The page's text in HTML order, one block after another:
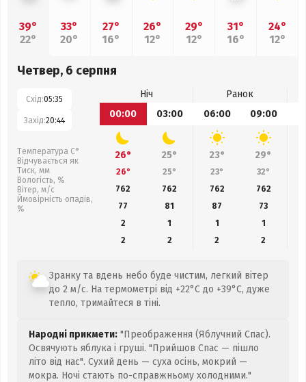
39°
22°
33°
20°
27°
16°
26°
12°
29°
12°
31°
16°
24°
12°
Четвер, 6 серпня
Схід:05:35
Захід:20:44
Температура С°
Відчувається як
Тиск, мм
Вологість, %
Вітер, м/с
Ймовірність опадів,
%
Ніч
Ранок
00:00
03:00 06:00 09:00
26° 25° 23° 29°
26° 25° 23° 32°
762
762 762 762
77
81 87 73
2
1 1
1
2
2 2 2
Зранку та вдень небо буде чистим, легкий вітер
до 2 м/с. На термометрі від +22°C до +39°C, дуже
тепло, тримайтеся в тіні.
Народні прикмети: "Преображення (Яблучний Спас).
Освячують яблука і груші. "Прийшов Спас — пішло
літо від нас". Сухий день — суха осінь, мокрий —
мокра. Ночі стають по-справжньому холодними."